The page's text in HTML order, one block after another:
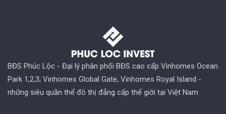
BĐS Phúc Lộc - Đại lý phân phối BĐS cao cấp Vinhomes Ocean
Park 1,2,3; Vinhomes Global Gate, Vinhomes Royal Island -
những siêu quần thể đô thị đẳng cấp thế giới tại Việt Nam